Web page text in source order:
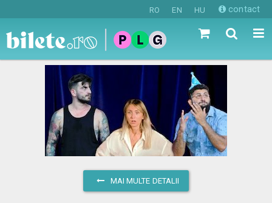
RO EN HU contact
MAI MULTE DETALII